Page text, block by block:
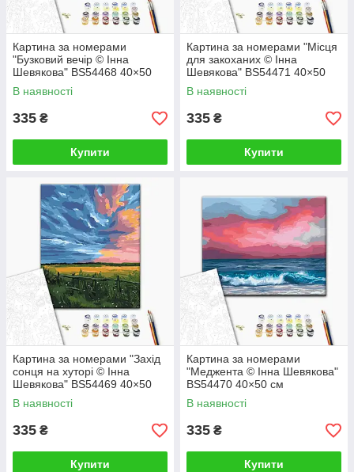
Картина за номерами
"Бузковий вечір © Інна
Шевякова" BS54468 40×50
см
В наявності
335 ₴
Купити
Картина за номерами "Місця
для закоханих © Інна
Шевякова" BS54471 40×50
см
В наявності
335 ₴
Купити
Картина за номерами "Захід
сонця на хуторі © Інна
Шевякова" BS54469 40×50
см
В наявності
335 ₴
Купити
Картина за номерами
"Меджента © Інна Шевякова"
BS54470 40×50 см
В наявності
335 ₴
Купити